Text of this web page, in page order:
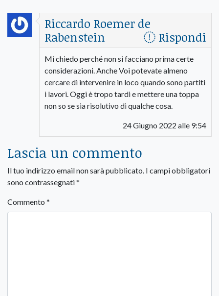
Riccardo Roemer de
Rabenstein
Rispondi
Mi chiedo perché non si facciano prima certe
considerazioni. Anche Voi potevate almeno
cercare di intervenire in loco quando sono partiti
i lavori. Oggi è tropo tardi e mettere una toppa
non so se sia risolutivo di qualche cosa.
24 Giugno 2022 alle 9:54
Lascia un commento
Il tuo indirizzo email non sarà pubblicato. I campi obbligatori
sono contrassegnati*
Commento *